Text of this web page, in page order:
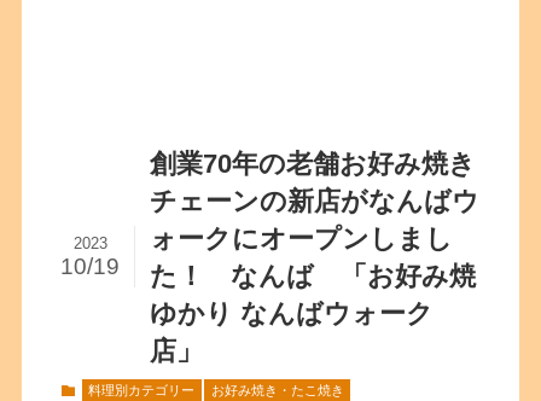
創業70年の老舗お好み焼き
チェーンの新店がなんばウ
ォークにオープンしまし
た！ なんば 「お好み焼
ゆかり なんばウォーク
店」
2023
10/19
料理別カテゴリー お好み焼き・たこ焼き